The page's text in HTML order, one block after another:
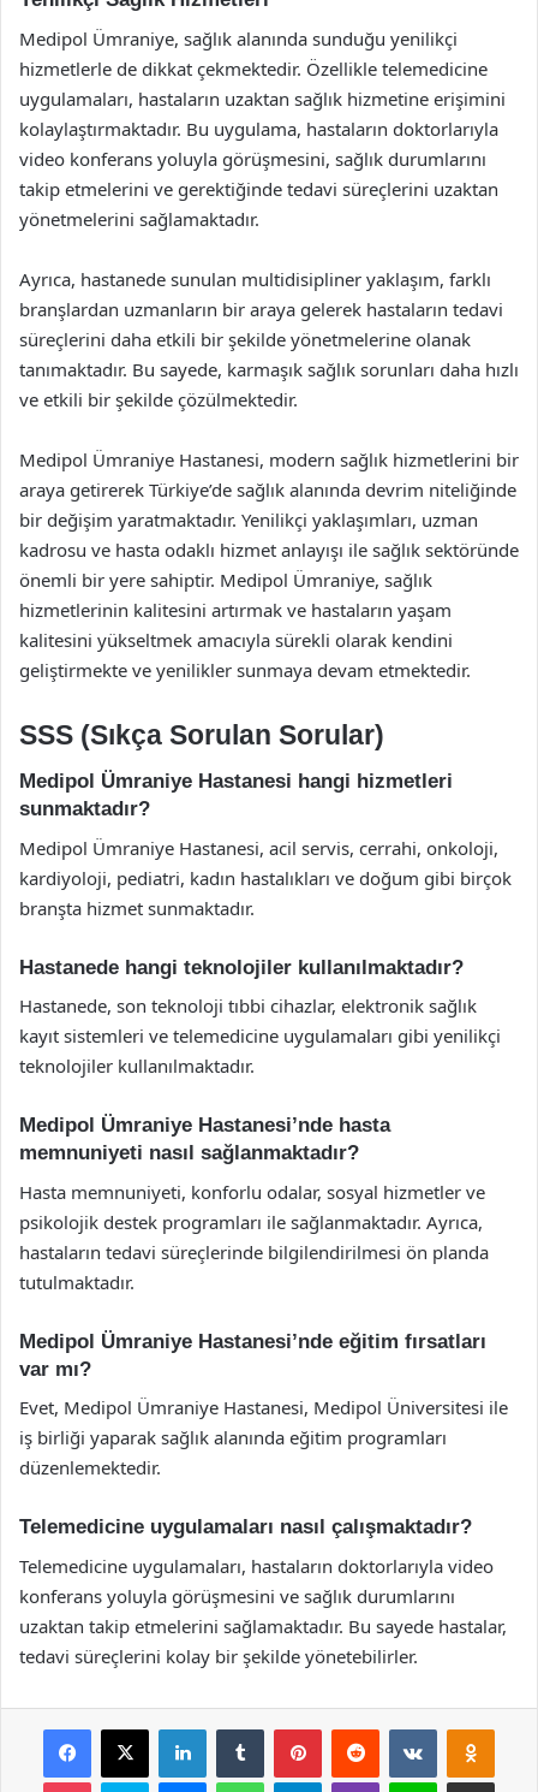
Medipol Ümraniye, sağlık alanında sunduğu yenilikçi
hizmetlerle de dikkat çekmektedir. Özellikle telemedicine
uygulamaları, hastaların uzaktan sağlık hizmetine erişimini
kolaylaştırmaktadır. Bu uygulama, hastaların doktorlarıyla
video konferans yoluyla görüşmesini, sağlık durumlarını
takip etmelerini ve gerektiğinde tedavi süreçlerini uzaktan
yönetmelerini sağlamaktadır.
Ayrıca, hastanede sunulan multidisipliner yaklaşım, farklı
branşlardan uzmanların bir araya gelerek hastaların tedavi
süreçlerini daha etkili bir şekilde yönetmelerine olanak
tanımaktadır. Bu sayede, karmaşık sağlık sorunları daha hızlı
ve etkili bir şekilde çözülmektedir.
Medipol Ümraniye Hastanesi, modern sağlık hizmetlerini bir
araya getirerek Türkiye’de sağlık alanında devrim niteliğinde
bir değişim yaratmaktadır. Yenilikçi yaklaşımları, uzman
kadrosu ve hasta odaklı hizmet anlayışı ile sağlık sektöründe
önemli bir yere sahiptir. Medipol Ümraniye, sağlık
hizmetlerinin kalitesini artırmak ve hastaların yaşam
kalitesini yükseltmek amacıyla sürekli olarak kendini
geliştirmekte ve yenilikler sunmaya devam etmektedir.
SSS (Sıkça Sorulan Sorular)
Medipol Ümraniye Hastanesi hangi hizmetleri
sunmaktadır?
Medipol Ümraniye Hastanesi, acil servis, cerrahi, onkoloji,
kardiyoloji, pediatri, kadın hastalıkları ve doğum gibi birçok
branşta hizmet sunmaktadır.
Hastanede hangi teknolojiler kullanılmaktadır?
Hastanede, son teknoloji tıbbi cihazlar, elektronik sağlık
kayıt sistemleri ve telemedicine uygulamaları gibi yenilikçi
teknolojiler kullanılmaktadır.
Medipol Ümraniye Hastanesi’nde hasta
memnuniyeti nasıl sağlanmaktadır?
Hasta memnuniyeti, konforlu odalar, sosyal hizmetler ve
psikolojik destek programları ile sağlanmaktadır. Ayrıca,
hastaların tedavi süreçlerinde bilgilendirilmesi ön planda
tutulmaktadır.
Medipol Ümraniye Hastanesi’nde eğitim fırsatları
var mı?
Evet, Medipol Ümraniye Hastanesi, Medipol Üniversitesi ile
iş birliği yaparak sağlık alanında eğitim programları
düzenlemektedir.
Telemedicine uygulamaları nasıl çalışmaktadır?
Telemedicine uygulamaları, hastaların doktorlarıyla video
konferans yoluyla görüşmesini ve sağlık durumlarını
uzaktan takip etmelerini sağlamaktadır. Bu sayede hastalar,
tedavi süreçlerini kolay bir şekilde yönetebilirler.
Facebook
X LinkedInTumblr PinterestReddit VKontakte
Pocket Skype MessengerWhatsAppTelegramViber Line E-Posta ile